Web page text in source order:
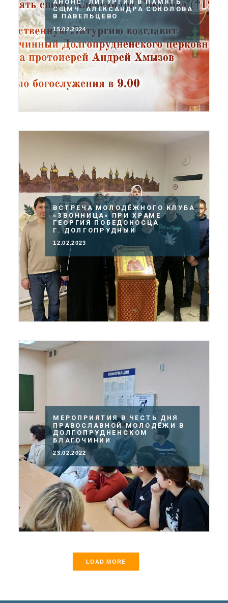
АНОНС: ЛИТУРГИЯ В ПАМЯТЬ
СЩМЧ. АЛЕКСАНДРА СОКОЛОВА
В ПАВЕЛЬЦЕВО
15.02.2024
ВСТРЕЧА МОЛОДЁЖНОГО КЛУБА
«ЗВОННИЦА» ПРИ ХРАМЕ
ГЕОРГИЯ ПОБЕДОНОСЦА
Г. ДОЛГОПРУДНЫЙ
12.02.2023
МЕРОПРИЯТИЯ В ЧЕСТЬ ДНЯ
ПРАВОСЛАВНОЙ МОЛОДЁЖИ В
ДОЛГОПРУДНЕНСКОМ
БЛАГОЧИНИИ
23.02.2022
LOAD MORE